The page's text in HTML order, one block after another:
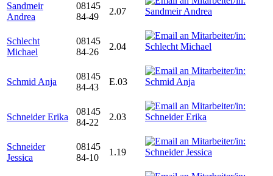
Sandmeir
Andrea
08145
84-49
2.07
Schlecht
Michael
08145
84-26
2.04
Schmid Anja
08145
84-43
E.03
Schneider Erika
08145
84-22
2.03
Schneider
Jessica
08145
84-10
1.19